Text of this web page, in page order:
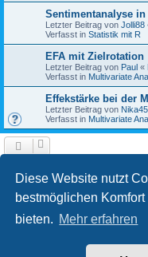
Diese Website nutzt
bestmöglichen
bieten. Mehr erfahren
Sentimentanalyse in
Letzter Beitrag von Jolli88
Verfasst in Statistik mit R
EFA mit Zielrotation
Letzter Beitrag von Paul «
Verfasst in Multivariate
Effekstärke bei der
Letzter Beitrag von
Verfasst in Multivariate